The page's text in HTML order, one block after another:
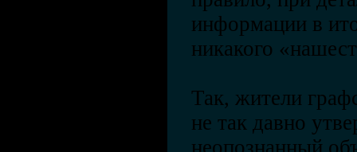
информации в
никакого
Так, жители
не так давно
неопознанный